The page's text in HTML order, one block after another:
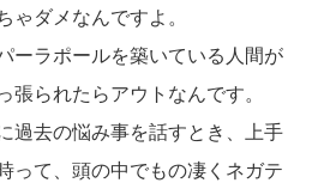
ゃダメなんですよ。
ーラポールを築いている人間が
張られたらアウトなんです。
過去の悩み事を話すとき、上手
って、頭の中でもの凄くネガテ